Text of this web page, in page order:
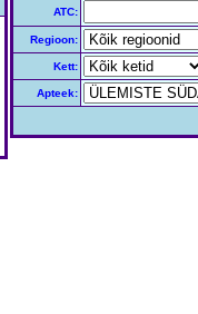
ATC:
Regioon:
Kett:
Apteek: